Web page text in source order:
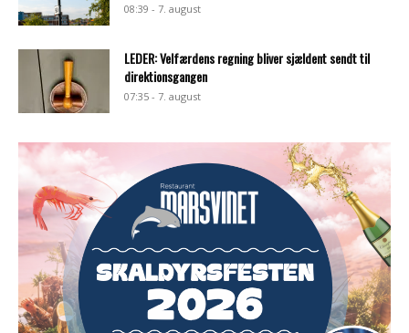
08:39 - 7. august
LEDER: Velfærdens regning bliver sjældent sendt til
direktionsgangen
07:35 - 7. august